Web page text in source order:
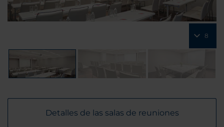
8
Detalles de las salas de reuniones